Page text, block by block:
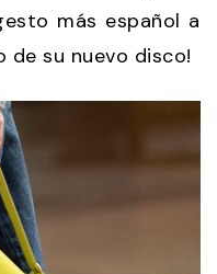
más español a
de su nuevo disco!